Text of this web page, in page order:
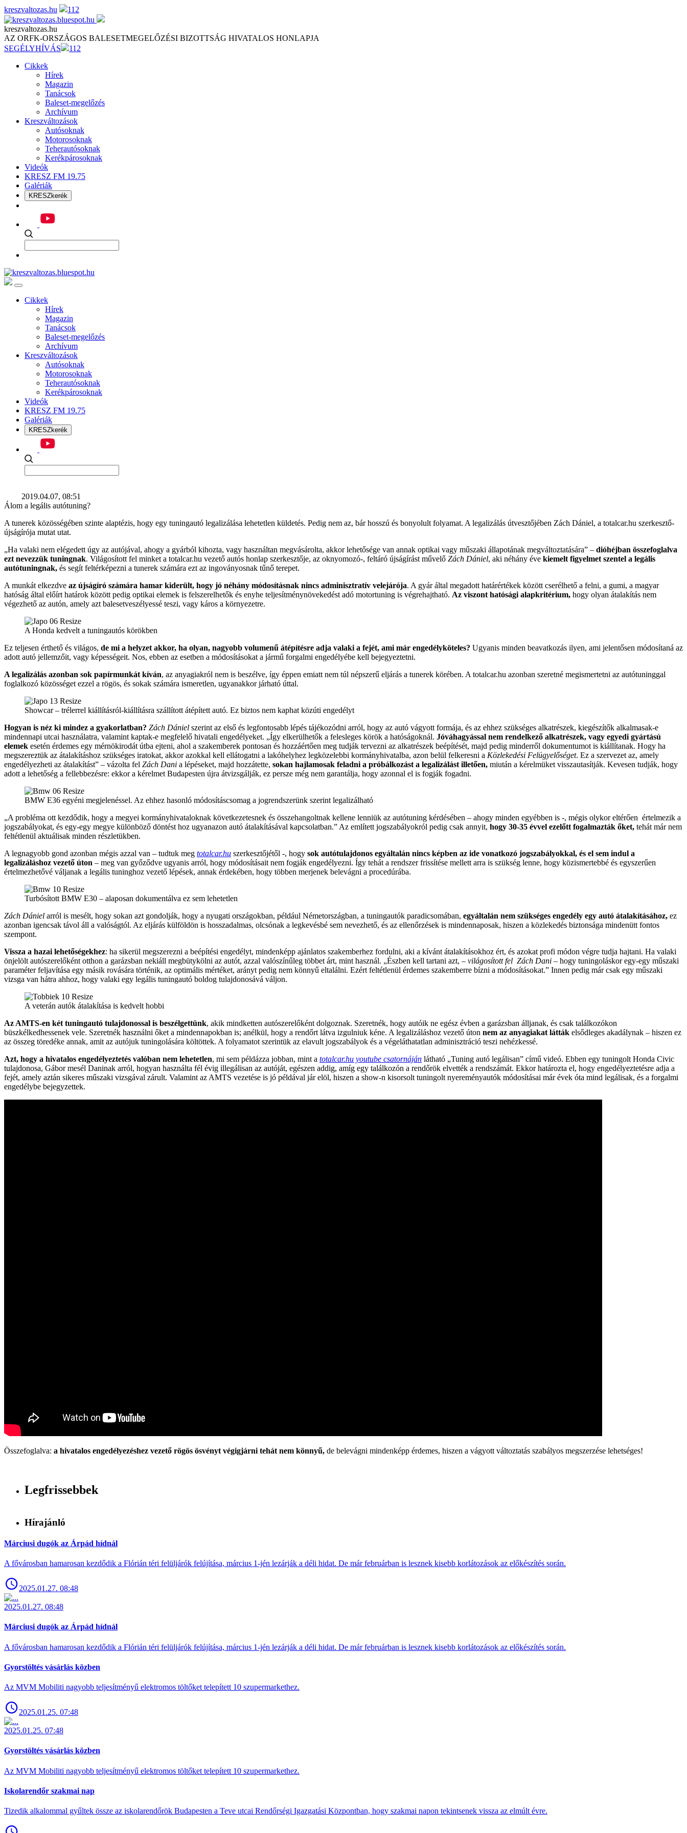
Skip
to
content
kreszvaltozas.hu 112
kreszvaltozas.hu
AZ ORFK-ORSZÁGOS BALESETMEGELŐZÉSI BIZOTTSÁG HIVATALOS HONLAPJA
SEGÉLYHÍVÁS
112
Cikkek
Hírek
Magazin
Tanácsok
Baleset-megelőzés
Archívum
Kreszváltozások
Autósoknak
Motorosoknak
Teherautósoknak
Kerékpárosoknak
Videók
KRESZ FM 19.75
Galériák
KRESZkerék
Cikkek
Hírek
Magazin
Tanácsok
Baleset-megelőzés
Archívum
Kreszváltozások
Autósoknak
Motorosoknak
Teherautósoknak
Kerékpárosoknak
Videók
KRESZ FM 19.75
Galériák
KRESZkerék
2019.04.07, 08:51
Álom a legális autótuning?
A tunerek közösségében szinte alaptézis, hogy egy tuningautó legalizálása lehetetlen küldetés. Pedig nem az, bár hosszú és bonyolult folyamat. A legalizálás útvesztőjében Zách Dániel, a totalcar.hu szerkesztő-
újságírója mutat utat.
„Ha valaki nem elégedett úgy az autójával, ahogy a gyárból kihozta, vagy használtan megvásárolta, akkor lehetősége van annak optikai vagy műszaki állapotának megváltoztatására” – dióhéjban összefoglalva
ezt nevezzük tuningnak. Világosított fel minket a totalcar.hu vezető autós honlap szerkesztője, az oknyomozó-, feltáró újságírást művelő Zách Dániel, aki néhány éve kiemelt figyelmet szentel a legális
autótuningnak, és segít feltérképezni a tunerek számára ezt az ingoványosnak tűnő terepet.
A munkát elkezdve az újságíró számára hamar kiderült, hogy jó néhány módosításnak nincs adminisztratív velejárója. A gyár által megadott határértékek között cserélhető a felni, a gumi, a magyar
hatóság által előírt határok között pedig optikai elemek is felszerelhetők és enyhe teljesítménynövekedést adó motortuning is végrehajtható. Az viszont hatósági alapkritérium, hogy olyan átalakítás nem
végezhető az autón, amely azt balesetveszélyessé teszi, vagy káros a környezetre.
A Honda kedvelt a tuningautós körökben
Ez teljesen érthető és világos, de mi a helyzet akkor, ha olyan, nagyobb volumenű átépítésre adja valaki a fejét, ami már engedélyköteles? Ugyanis minden beavatkozás ilyen, ami jelentősen módosítaná az
adott autó jellemzőit, vagy képességeit. Nos, ebben az esetben a módosításokat a jármű forgalmi engedélyébe kell bejegyeztetni.
A legalizálás azonban sok papírmunkát kíván, az anyagiakról nem is beszélve, így éppen emiatt nem túl népszerű eljárás a tunerek körében. A totalcar.hu azonban szeretné megismertetni az autótuninggal
foglalkozó közösséget ezzel a rögös, és sokak számára ismeretlen, ugyanakkor járható úttal.
Showcar – trélerrel kiállításról-kiállításra szállított átépített autó. Ez biztos nem kaphat közúti engedélyt
Hogyan is néz ki mindez a gyakorlatban? Zách Dániel szerint az első és legfontosabb lépés tájékozódni arról, hogy az autó vágyott formája, és az ehhez szükséges alkatrészek, kiegészítők alkalmasak-e
mindennapi utcai használatra, valamint kaptak-e megfelelő hivatali engedélyeket. „Így elkerülhetők a felesleges körök a hatóságoknál. Jóváhagyással nem rendelkező alkatrészek, vagy egyedi gyártású
elemek esetén érdemes egy mérnökirodát útba ejteni, ahol a szakemberek pontosan és hozzáértően meg tudják tervezni az alkatrészek beépítését, majd pedig minderről dokumentumot is kiállítanak. Hogy ha
megszereztük az átalakításhoz szükséges iratokat, akkor azokkal kell ellátogatni a lakóhelyhez legközelebbi kormányhivatalba, azon belül felkeresni a Közlekedési Felügyelőséget. Ez a szervezet az, amely
engedélyezheti az átalakítást” – vázolta fel Zách Dani a lépéseket, majd hozzátette, sokan hajlamosak feladni a próbálkozást a legalizálást illetően, miután a kérelmüket visszautasítják. Kevesen tudják, hogy
adott a lehetőség a fellebbezésre: ekkor a kérelmet Budapesten újra átvizsgálják, ez persze még nem garantálja, hogy azonnal el is fogják fogadni.
BMW E36 egyéni megjelenéssel. Az ehhez hasonló módosításcsomag a jogrendszerünk szerint legalizálható
„A probléma ott kezdődik, hogy a megyei kormányhivataloknak következetesnek és összehangoltnak kellene lenniük az autótuning kérdésében – ahogy minden egyébben is -, mégis olykor eltérően értelmezik a
jogszabályokat, és egy-egy megye különböző döntést hoz ugyanazon autó átalakításával kapcsolatban.” Az említett jogszabályokról pedig csak annyit, hogy 30-35 évvel ezelőtt fogalmazták őket, tehát már nem
feltétlenül aktuálisak minden részletükben.
A legnagyobb gond azonban mégis azzal van – tudtuk meg totalcar.hu szerkesztőjétől -, hogy sok autótulajdonos egyáltalán nincs képben az ide vonatkozó jogszabályokkal, és el sem indul a
legalizáláshoz vezető úton – meg van győződve ugyanis arról, hogy módosításait nem fogják engedélyezni. Így tehát a rendszer frissítése mellett arra is szükség lenne, hogy közismertebbé és egyszerűen
értelmezhetővé váljanak a legális tuninghoz vezető lépések, annak érdekében, hogy többen merjenek belevágni a procedúrába.
Turbósított BMW E30 – alaposan dokumentálva ez sem lehetetlen
Zách Dániel arról is mesélt, hogy sokan azt gondolják, hogy a nyugati országokban, például Németországban, a tuningautók paradicsomában, egyáltalán nem szükséges engedély egy autó átalakításához, ez
azonban igencsak távol áll a valóságtól. Az eljárás külföldön is hosszadalmas, olcsónak a legkevésbé sem nevezhető, és az ellenőrzések is mindennaposak, hiszen a közlekedés biztonsága mindenütt fontos
szempont.
Vissza a hazai lehetőségekhez: ha sikerül megszerezni a beépítési engedélyt, mindenképp ajánlatos szakemberhez fordulni, aki a kívánt átalakításokhoz ért, és azokat profi módon végre tudja hajtani. Ha valaki
önjelölt autószerelőként otthon a garázsban nekiáll megbütykölni az autót, azzal valószínűleg többet árt, mint használ. „Észben kell tartani azt, – világosított fel Zách Dani – hogy tuningoláskor egy-egy műszaki
paraméter feljavítása egy másik rovására történik, az optimális mértéket, arányt pedig nem könnyű eltalálni. Ezért feltétlenül érdemes szakemberre bízni a módosításokat.” Innen pedig már csak egy műszaki
vizsga van hátra ahhoz, hogy valaki egy legális tuningautó boldog tulajdonosává váljon.
A veterán autók átalakítása is kedvelt hobbi
Az AMTS-en két tuningautó tulajdonossal is beszélgettünk, akik mindketten autószerelőként dolgoznak. Szeretnék, hogy autóik ne egész évben a garázsban álljanak, és csak találkozókon
büszkélkedhessenek vele. Szeretnék használni őket a mindennapokban is; anélkül, hogy a rendőrt látva izgulniuk kéne. A legalizáláshoz vezető úton nem az anyagiakat látták elsődleges akadálynak – hiszen ez
az összeg töredéke annak, amit az autójuk tuningolására költöttek. A folyamatot szerintük az elavult jogszabályok és a végeláthatatlan adminisztráció teszi nehézkessé.
Azt, hogy a hivatalos engedélyeztetés valóban nem lehetetlen, mi sem példázza jobban, mint a totalcar.hu youtube csatornáján látható „Tuning autó legálisan” című videó. Ebben egy tuningolt Honda Civic
tulajdonosa, Gábor mesél Daninak arról, hogyan használta fél évig illegálisan az autóját, egészen addig, amíg egy találkozón a rendőrök elvették a rendszámát. Ekkor határozta el, hogy engedélyeztetésre adja a
fejét, amely aztán sikeres műszaki vizsgával zárult. Valamint az AMTS vezetése is jó példával jár elöl, hiszen a show-n kisorsolt tuningolt nyereményautók módosításai már évek óta mind legálisak, és a forgalmi
engedélybe bejegyzettek.
Összefoglalva: a hivatalos engedélyezéshez vezető rögös ösvényt végigjárni tehát nem könnyű, de belevágni mindenképp érdemes, hiszen a vágyott változtatás szabályos megszerzése lehetséges!
Legfrissebbek
Hírajánló
Márciusi dugók az Árpád hídnál
A fővárosban hamarosan kezdődik a Flórián téri felüljárók felújítása, március 1-jén lezárják a déli hidat. De már februárban is lesznek kisebb korlátozások az előkészítés során.
2025.01.27. 08:48
2025.01.27. 08:48
Márciusi dugók az Árpád hídnál
A fővárosban hamarosan kezdődik a Flórián téri felüljárók felújítása, március 1-jén lezárják a déli hidat. De már februárban is lesznek kisebb korlátozások az előkészítés során.
Gyorstöltés vásárlás közben
Az MVM Mobiliti nagyobb teljesítményű elektromos töltőket telepített 10 szupermarkethez.
2025.01.25. 07:48
2025.01.25. 07:48
Gyorstöltés vásárlás közben
Az MVM Mobiliti nagyobb teljesítményű elektromos töltőket telepített 10 szupermarkethez.
Iskolarendőr szakmai nap
Tizedik alkalommal gyűltek össze az iskolarendőrök Budapesten a Teve utcai Rendőrségi Igazgatási Központban, hogy szakmai napon tekintsenek vissza az elmúlt évre.